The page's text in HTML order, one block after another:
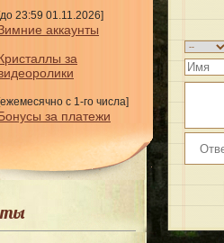
23:59 01.11.2026]
аккаунты
за
с 1-го числа]
за платежи